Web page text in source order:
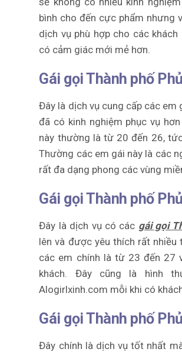
bình cho đến cực phẩm nhưng
dịch vụ phù hợp cho các
có cảm giác mới mẻ hơn.
Gái gọi Thành phố
Đây là dịch vụ cung cấp các em
đã có kinh nghiệm phục vụ
này thường là từ 20 đến 26,
Thường các em gái này là các
rất đa dạng phong các vùng
Gái gọi Thành phố
Đây là dịch vụ có các gái gọi
lên và được yêu thích rất
các em chính là từ 23 đến 27
khách. Đây cũng là hình
Alogirlxinh.com mỗi khi có
Gái gọi Thành phố
Đây chính là dịch vụ tốt nhất